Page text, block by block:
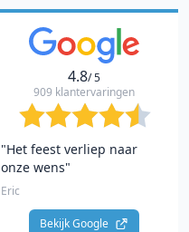
4.8/ 5
909 klantervaringen
"Het feest verliep naar
onze wens"
Eric
Bekijk Google